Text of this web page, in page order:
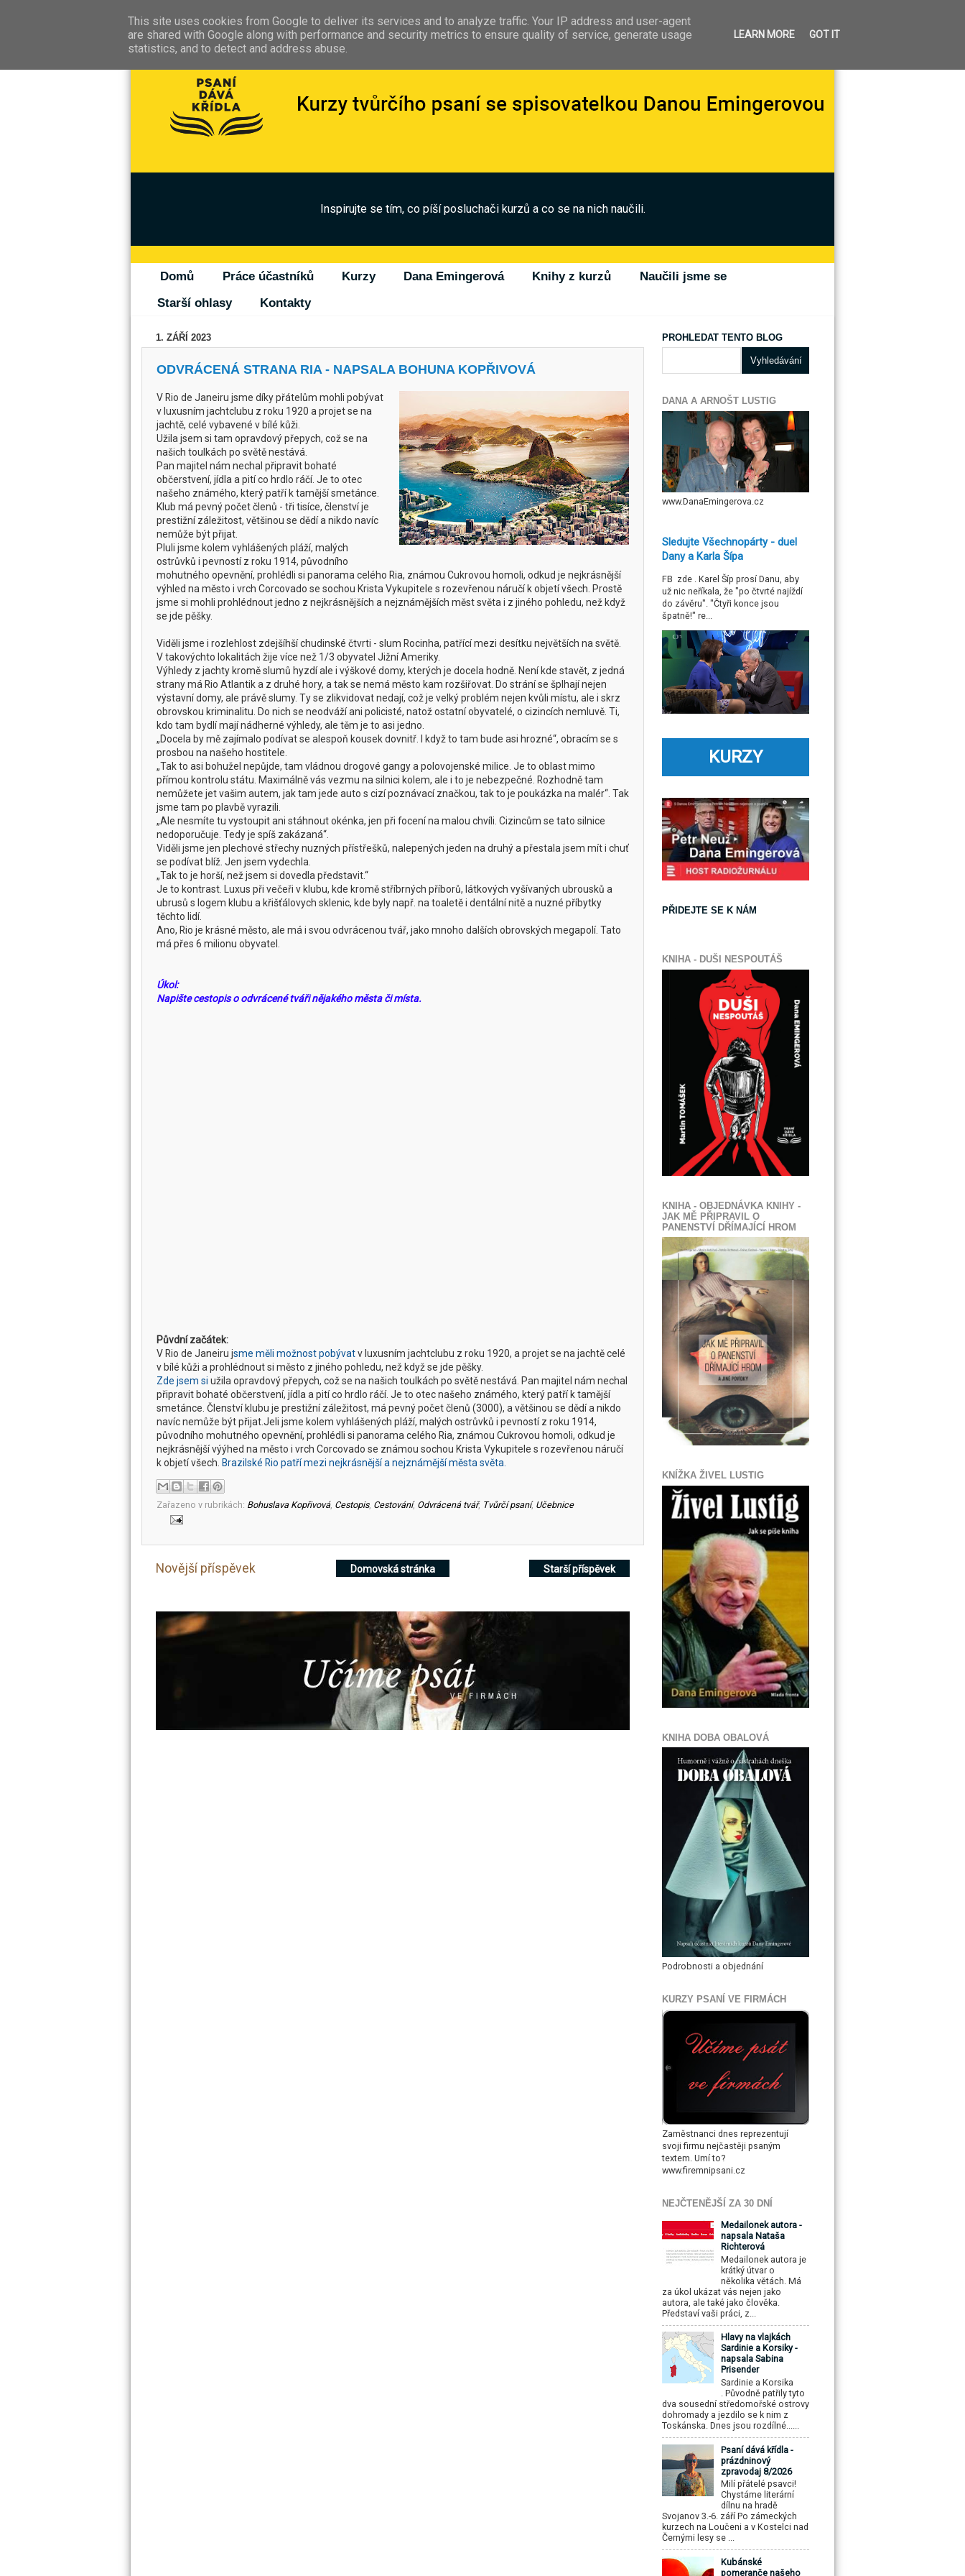
Inspirujte se tím, co píší posluchači kurzů a co se na nich naučili.
Domů Práce účastníků Kurzy Dana Emingerová Knihy z kurzů
Naučili jsme se
Starší ohlasy
Kontakty
1. ZÁŘÍ 2023
ODVRÁCENÁ STRANA RIA - NAPSALA BOHUNA KOPŘIVOVÁ
V Rio de Janeiru jsme díky přátelům mohli pobývat
v luxusním jachtclubu z roku 1920 a projet se na
jachtě, celé vybavené v bílé kůži.
Užila jsem si tam opravdový přepych, což se na
našich toulkách po světě nestává.
Pan majitel nám nechal připravit bohaté
občerstvení, jídla a pití co hrdlo ráčí. Je to otec
našeho známého, který patří k tamější smetánce.
Klub má pevný počet členů - tři tisíce, členství je
prestižní záležitost, většinou se dědí a nikdo navíc
nemůže být přijat.
Pluli jsme kolem vyhlášených pláží, malých
ostrůvků i pevností z roku 1914, původního
mohutného opevnění, prohlédli si panorama celého Ria, známou Cukrovou homoli, odkud je nejkrásnější
výhled na město i vrch Corcovado se sochou Krista Vykupitele s rozevřenou náručí k objetí všech. Prostě
jsme si mohli prohlédnout jedno z nejkrásnějších a nejznámějších měst světa i z jiného pohledu, než když
se jde pěšky.
Viděli jsme i rozlehlost zdejšíhší chudinské čtvrti - slum Rocinha, patřící mezi desítku největších na světě.
V takovýchto lokalitách žije více než 1/3 obyvatel Jižní Ameriky.
Výhledy z jachty kromě slumů hyzdí ale i výškové domy, kterých je docela hodně. Není kde stavět, z jedná
strany má Rio Atlantik a z druhé hory, a tak se nemá město kam rozšiřovat. Do strání se šplhají nejen
výstavní domy, ale právě slumy. Ty se zlikvidovat nedají, což je velký problém nejen kvůli místu, ale i skrz
obrovskou kriminalitu. Do nich se neodváží ani policisté, natož ostatní obyvatelé, o cizincích nemluvě. Ti,
kdo tam bydlí mají nádherné výhledy, ale těm je to asi jedno.
„Docela by mě zajímalo podívat se alespoň kousek dovnitř. I když to tam bude asi hrozné“, obracím se s
prosbou na našeho hostitele.
„Tak to asi bohužel nepůjde, tam vládnou drogové gangy a polovojenské milice. Je to oblast mimo
přímou kontrolu státu. Maximálně vás vezmu na silnici kolem, ale i to je nebezpečné. Rozhodně tam
nemůžete jet vašim autem, jak tam jede auto s cizí poznávací značkou, tak to je poukázka na malér“. Tak
jsme tam po plavbě vyrazili.
„Ale nesmíte tu vystoupit ani stáhnout okénka, jen při focení na malou chvíli. Cizincům se tato silnice
nedoporučuje. Tedy je spíš zakázaná“.
Viděli jsme jen plechové střechy nuzných přístřešků, nalepených jeden na druhý a přestala jsem mít i chuť
se podívat blíž. Jen jsem vydechla.
„Tak to je horší, než jsem si dovedla představit.“
Je to kontrast. Luxus při večeři v klubu, kde kromě stříbrných příborů, látkových vyšívaných ubrousků a
ubrusů s logem klubu a křišťálovych sklenic, kde byly např. na toaletě i dentální nitě a nuzné příbytky
těchto lidí.
Ano, Rio je krásné město, ale má i svou odvrácenou tvář, jako mnoho dalších obrovských megapolí. Tato
má přes 6 milionu obyvatel.
Úkol:
Napište cestopis o odvrácené tváři nějakého města či místa.
Půvdní začátek:
V Rio de Janeiru jsme měli možnost pobývatv luxusním jachtclubu z roku 1920, a projet se na jachtě celé
v bílé kůži a prohlédnout si město z jiného pohledu, než když se jde pěšky.
Zde jsem si užila opravdový přepych, což se na našich toulkách po světě nestává. Pan majitel nám nechal
připravit bohaté občerstvení, jídla a pití co hrdlo ráčí. Je to otec našeho známého, který patří k tamější
smetánce. Členství klubu je prestižní záležitost, má pevný počet členů (3000), a většinou se dědí a nikdo
navíc nemůže být přijat.Jeli jsme kolem vyhlášených pláží, malých ostrůvků i pevností z roku 1914,
původního mohutného opevnění, prohlédli si panorama celého Ria, známou Cukrovou homoli, odkud je
nejkrásnější výýhed na město i vrch Corcovado se známou sochou Krista Vykupitele s rozevřenou náručí
k objetí všech. Brazilské Rio patří mezi nejkrásnější a nejznámější města světa.
Zařazeno v rubrikách: Bohuslava Kopřivová, Cestopis, Cestování, Odvrácená tvář, Tvůrčí psaní, Učebnice
Novější příspěvek Starší příspěvek
Domovská stránka
PROHLEDAT TENTO BLOG
DANA A ARNOŠT LUSTIG
www.DanaEmingerova.cz
Sledujte Všechnopárty - duel
Dany a Karla Šípa
FB zde . Karel Šíp prosí Danu, aby
už nic neříkala, že "po čtvrté najíždí
do závěru". "Čtyři konce jsou
špatně!" re...
KURZY
PŘIDEJTE SE K NÁM
KNIHA - DUŠI NESPOUTÁŠ
KNIHA - OBJEDNÁVKA KNIHY -
JAK MĚ PŘIPRAVIL O
PANENSTVÍ DŘÍMAJÍCÍ HROM
KNÍŽKA ŽIVEL LUSTIG
KNIHA DOBA OBALOVÁ
Podrobnosti a objednání
KURZY PSANÍ VE FIRMÁCH
Zaměstnanci dnes reprezentují
svoji firmu nejčastěji psaným
textem. Umí to?
www.firemnipsani.cz
NEJČTENĚJŠÍ ZA 30 DNÍ
Medailonek autora -
napsala Nataša
Richterová
Medailonek autora je
krátký útvar o
několika větách. Má
za úkol ukázat vás nejen jako
autora, ale také jako člověka.
Představí vaši práci, z...
Hlavy na vlajkách
Sardinie a Korsiky -
napsala Sabina
Prisender
Sardinie a Korsika
. Původně patřily tyto
dva sousední středomořské ostrovy
dohromady a jezdilo se k nim z
Toskánska. Dnes jsou rozdílné......
Psaní dává křídla -
prázdninový
zpravodaj 8/2026
Milí přátelé psavci!
Chystáme literární
dílnu na hradě
Svojanov 3.-6. září Po zámeckých
kurzech na Loučeni a v Kostelci nad
Černými lesy se ...
Kubánské
pomeranče našeho
This site uses cookies from Google to deliver its services and to analyze traffic. Your IP address and user-agent
are shared with Google along with performance and security metrics to ensure quality of service, generate usage
statistics, and to detect and address abuse.
LEARN MORE GOT IT